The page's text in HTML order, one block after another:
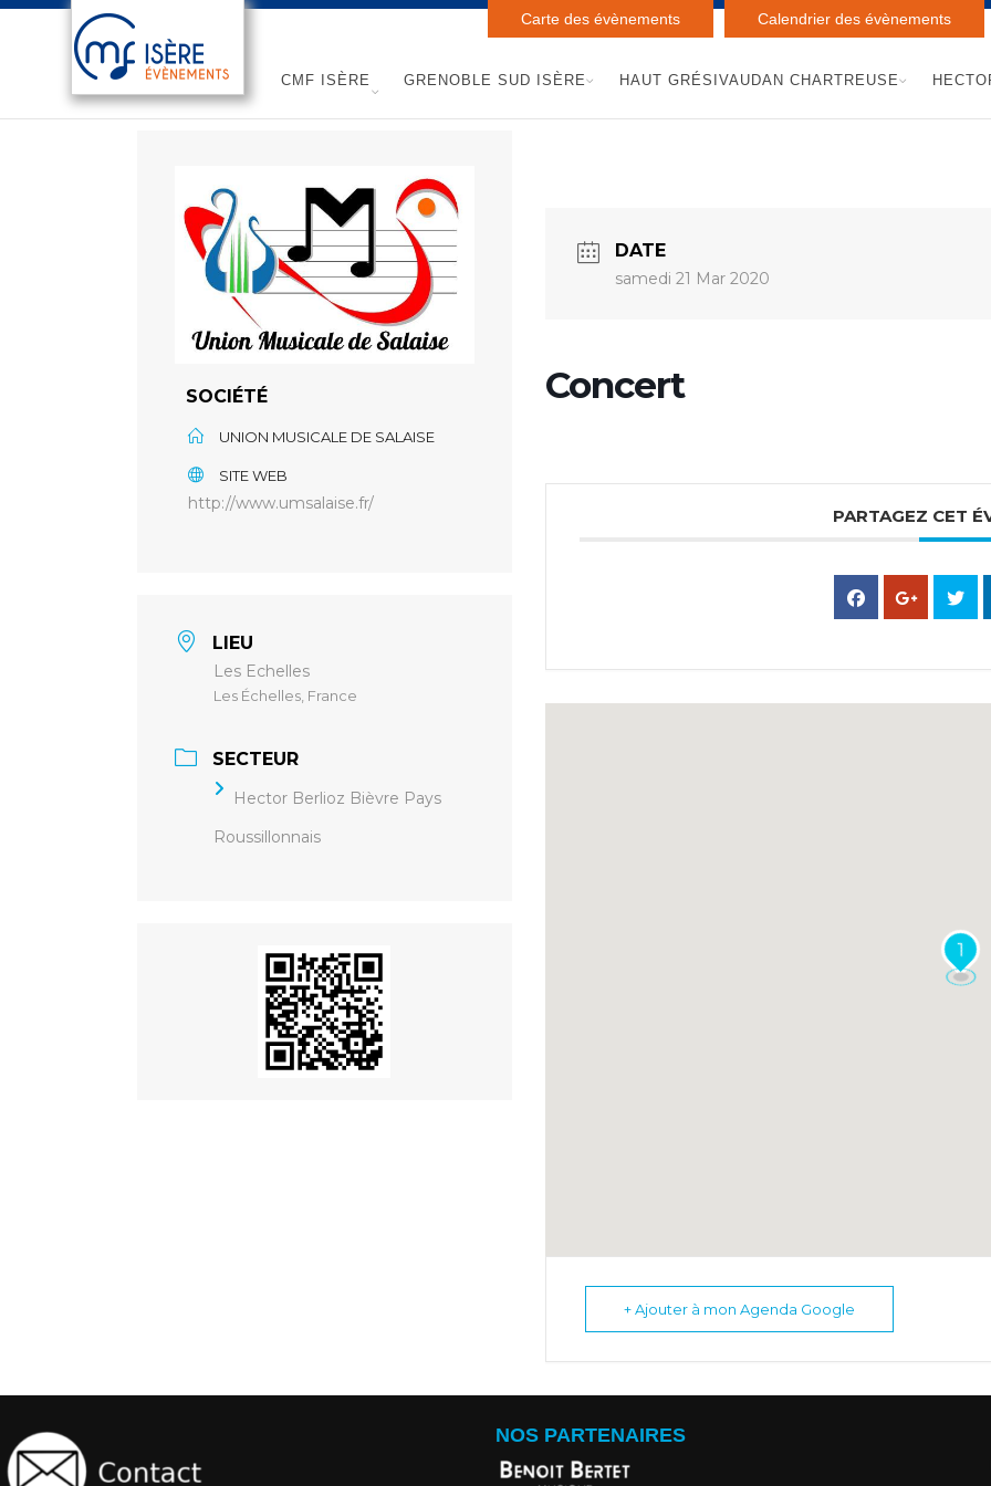
Carte des évènements Calendrier des évènements
CMF ISÈRE GRENOBLE SUD ISÈRE HAUT GRÉSIVAUDAN CHARTREUSE
SOCIÉTÉ
UNION MUSICALE DE SALAISE
SITE WEB
http://www.umsalaise.fr/
LIEU
Les Echelles
Les Échelles, France
SECTEUR
Hector Berlioz Bièvre Pays
Roussillonnais
DATE
samedi 21 Mar 2020
Concert
PARTAGEZ CET
1
+ Ajouter à mon Agenda Google
NOS PARTENAIRES